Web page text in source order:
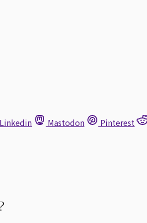
Linkedin Mastodon
Pinterest